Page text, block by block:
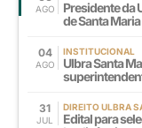
AGO
Presidente da
de Santa Maria
04
AGO
INSTITUCIONAL
Ulbra Santa
31
JUL
DIREITO ULBRA
Edital para